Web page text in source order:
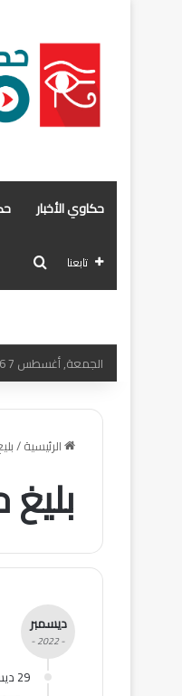
حكاوي الأخبار
تابعنا بحث عن
الجمعة, أغسطس 7 2026
الرئيسية/
ديسمبر
- 2022 -
29 ديسمبر